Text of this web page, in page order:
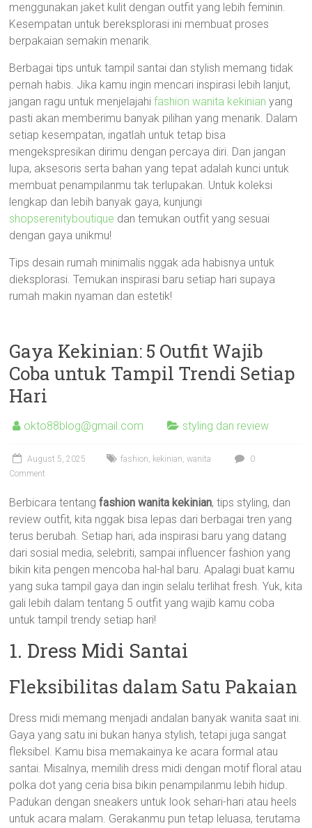
menggunakan jaket kulit dengan outfit yang lebih feminin.
Kesempatan untuk bereksplorasi ini membuat proses
berpakaian semakin menarik.
Berbagai tips untuk tampil santai dan stylish memang tidak
pernah habis. Jika kamu ingin mencari inspirasi lebih lanjut,
jangan ragu untuk menjelajahifashion wanita kekinian yang
pasti akan memberimu banyak pilihan yang menarik. Dalam
setiap kesempatan, ingatlah untuk tetap bisa
mengekspresikan dirimu dengan percaya diri. Dan jangan
lupa, aksesoris serta bahan yang tepat adalah kunci untuk
membuat penampilanmu tak terlupakan. Untuk koleksi
lengkap dan lebih banyak gaya, kunjungi
shopserenityboutique dan temukan outfit yang sesuai
dengan gaya unikmu!
Tips desain rumah minimalis nggak ada habisnya untuk
dieksplorasi. Temukan inspirasi baru setiap hari supaya
rumah makin nyaman dan estetik!
Gaya Kekinian: 5 Outfit Wajib
Coba untuk Tampil Trendi Setiap
Hari
okto88blog@gmail.com styling dan review
August 5, 2025 fashion, kekinian,wanita
0
Comment
Berbicara tentangfashion wanita kekinian, tips styling, dan
review outfit, kita nggak bisa lepas dari berbagai tren yang
terus berubah. Setiap hari, ada inspirasi baru yang datang
dari sosial media, selebriti, sampai influencer fashion yang
bikin kita pengen mencoba hal-hal baru. Apalagi buat kamu
yang suka tampil gaya dan ingin selalu terlihat fresh. Yuk, kita
gali lebih dalam tentang 5 outfit yang wajib kamu coba
untuk tampil trendy setiap hari!
1. Dress Midi Santai
Fleksibilitas dalam Satu Pakaian
Dress midi memang menjadi andalan banyak wanita saat ini.
Gaya yang satu ini bukan hanya stylish, tetapi juga sangat
fleksibel. Kamu bisa memakainya ke acara formal atau
santai. Misalnya, memilih dress midi dengan motif floral atau
polka dot yang ceria bisa bikin penampilanmu lebih hidup.
Padukan dengan sneakers untuk look sehari-hari atau heels
untuk acara malam. Gerakanmu pun tetap leluasa, terutama